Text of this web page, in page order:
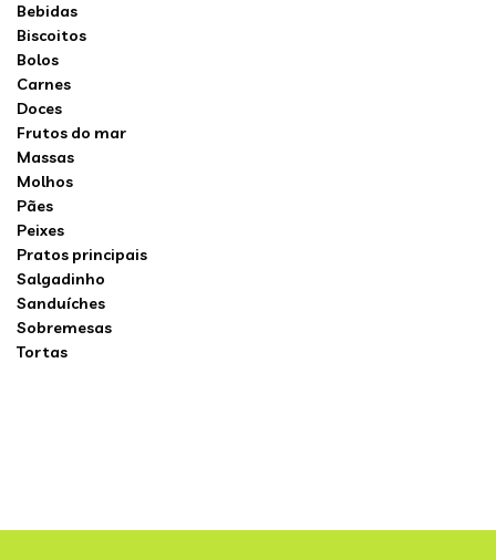
Bebidas
Biscoitos
Bolos
Carnes
Doces
Frutos do mar
Massas
Molhos
Pães
Peixes
Pratos principais
Salgadinho
Sanduíches
Sobremesas
Tortas